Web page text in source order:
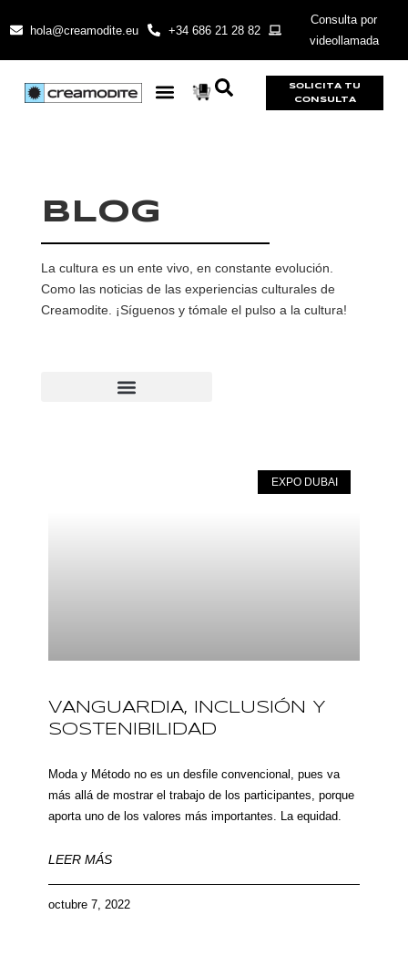
hola@creamodite.eu +34 686 21 28 82
Consulta por
videollamada
SOLICITA TU
CONSULTA
BLOG
La cultura es un ente vivo, en constante evolución.
Como las noticias de las experiencias culturales de
Creamodite. ¡Síguenos y tómale el pulso a la cultura!
EXPO DUBAI
VANGUARDIA, INCLUSIÓN Y
SOSTENIBILIDAD
Moda y Método no es un desfile convencional, pues va
más allá de mostrar el trabajo de los participantes, porque
aporta uno de los valores más importantes. La equidad.
LEER MÁS
octubre 7, 2022